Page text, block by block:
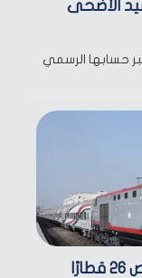
الأضحى
حسابها الرسمي
بالمواعيد.. «السكة الحديد» تخصص 26 قطارًا